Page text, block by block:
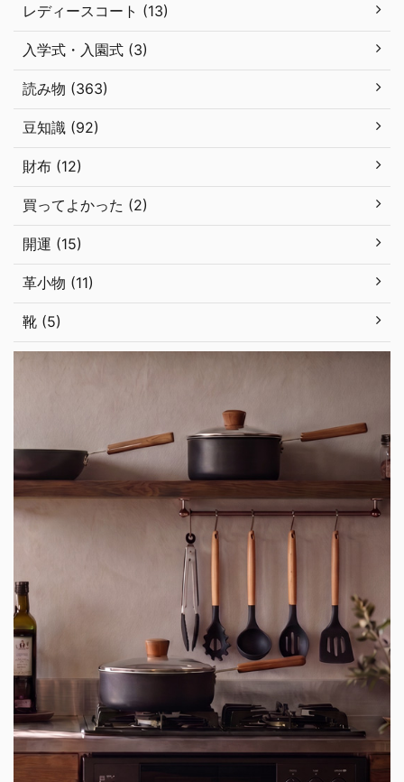
レディースコート (13)
入学式・入園式 (3)
読み物 (363)
豆知識 (92)
財布 (12)
買ってよかった (2)
開運 (15)
革小物 (11)
靴 (5)